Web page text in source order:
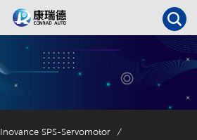
Inovance SPS-Servomotor
/